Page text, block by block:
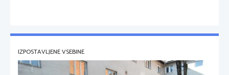
IZPOSTAVLJENE VSEBINE